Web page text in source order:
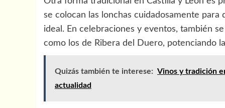
se colocan las lonchas cuidadosamente
ideal. En celebraciones y eventos, también
como los de Ribera del Duero, potenciando
Quizás también te interese: Vinos y tradición
actualidad